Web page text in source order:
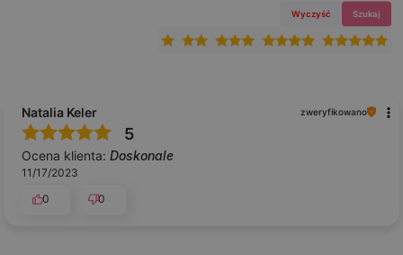
Wyczyść Szukaj
Natalia Keler zweryfikowano
5
Ocena klienta: Doskonale
11/17/2023
0
0